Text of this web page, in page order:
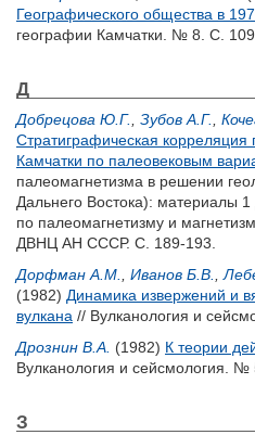
Географического общества в
географии Камчатки. № 8. С.
Д
Добрецова Ю.Г. Зубов А.Г.
Стратиграфическая корреляция
Камчатки по палеовековым
палеомагнетизма в решении
Дальнего Востока): материалы
по палеомагнетизму и
ДВНЦ АН СССР. С. 189-193.
Дорфман А.М.
Иванов Б.В.
(1982) Динамика извержений и
вулкана // Вулканология и
Дрознин В.А. (1982) К теории
Вулканология и сейсмология. №
З